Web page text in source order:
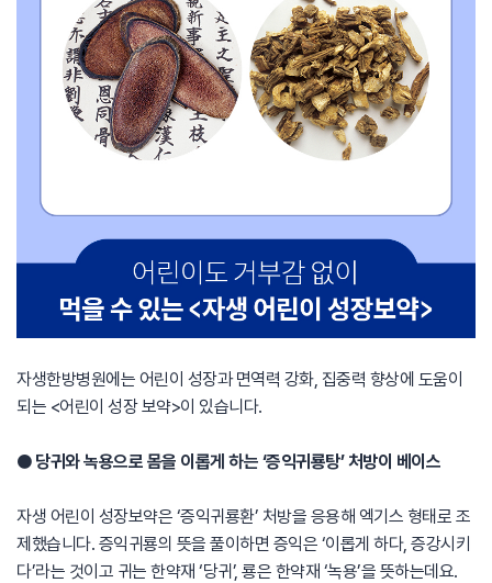
자생한방병원에는 어린이 성장과 면역력 강화, 집중력 향상에 도움이
되는 <어린이 성장 보약>이 있습니다.
● 당귀와 녹용으로 몸을 이롭게 하는 ‘증익귀룡탕’ 처방이 베이스
자생 어린이 성장보약은 ‘증익귀룡환’ 처방을 응용해 엑기스 형태로 조
제했습니다. 증익귀룡의 뜻을 풀이하면 증익은 ‘이롭게 하다, 증강시키
다’라는 것이고 귀는 한약재 ‘당귀’, 룡은 한약재 ‘녹용’을 뜻하는데요.